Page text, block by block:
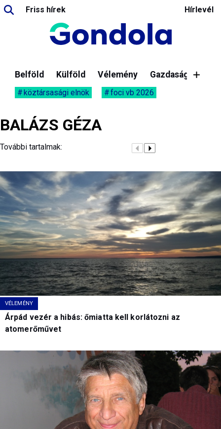
Friss hírek Hírlevél
Belföld Külföld Vélemény Gazdaság
köztársasági elnök foci vb 2026
BALÁZS GÉZA
További tartalmak:
VÉLEMÉNY
Árpád vezér a hibás: őmiatta kell korlátozni az
atomerőművet